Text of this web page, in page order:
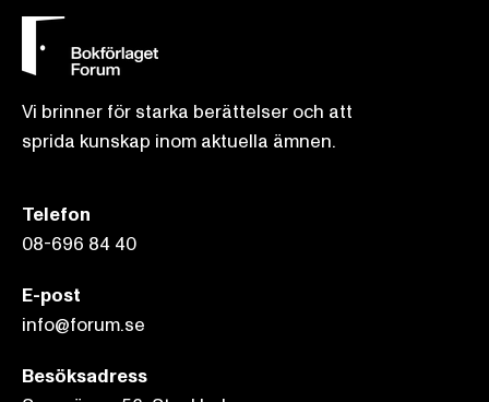
Vi brinner för starka berättelser och att
sprida kunskap inom aktuella ämnen.
Telefon
08-696 84 40
E-post
info@forum.se
Besöksadress